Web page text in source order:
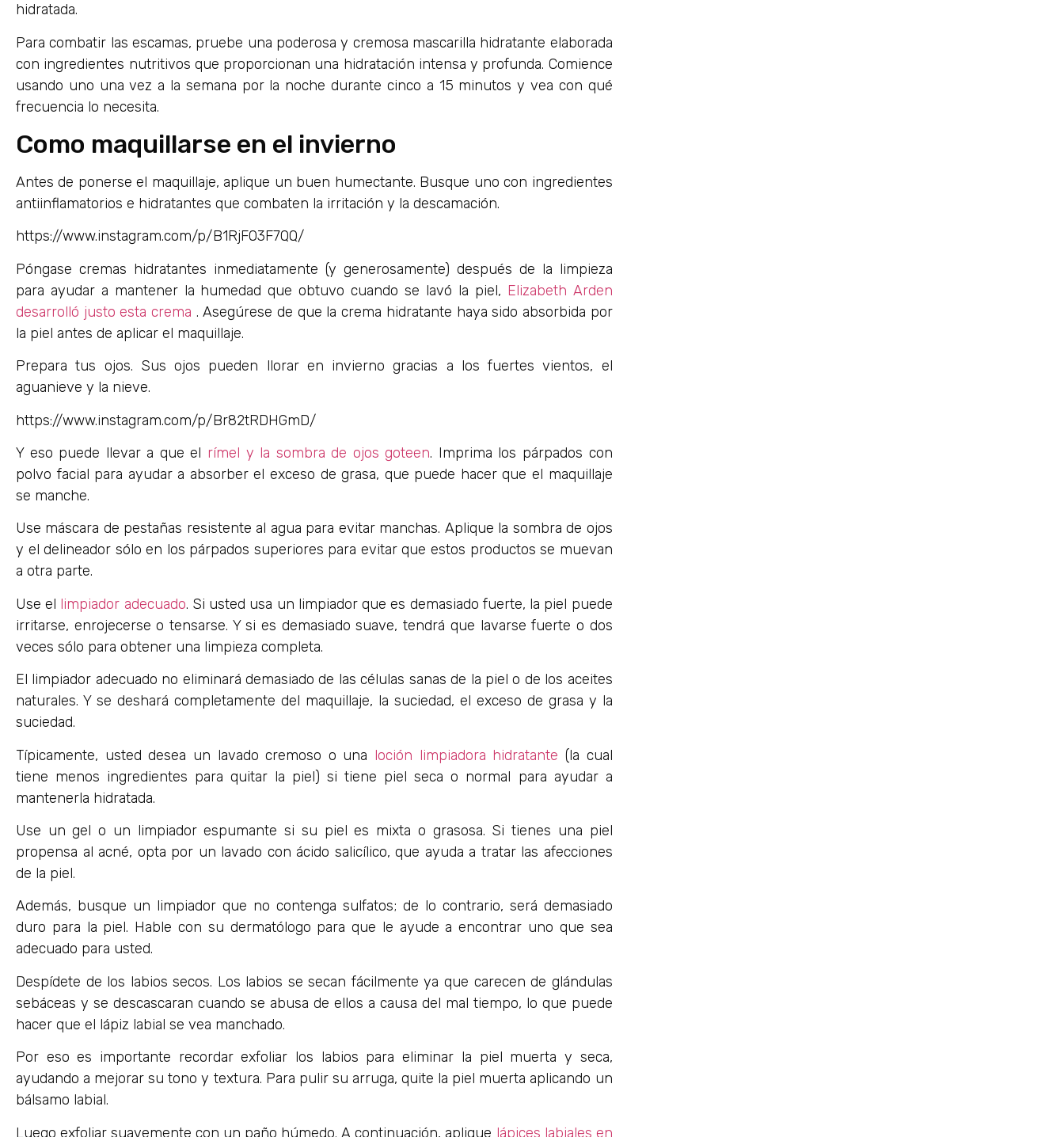
hidratada.
Para combatir las escamas, pruebe una poderosa y cremosa mascarilla hidratante elaborada
con ingredientes nutritivos que proporcionan una hidratación intensa y profunda. Comience
usando uno una vez a la semana por la noche durante cinco a 15 minutos y vea con qué
frecuencia lo necesita.
Como maquillarse en el invierno
Antes de ponerse el maquillaje, aplique un buen humectante. Busque uno con ingredientes
antiinflamatorios e hidratantes que combaten la irritación y la descamación.
https://www.instagram.com/p/B1RjFO3F7QQ/
Póngase cremas hidratantes inmediatamente (y generosamente) después de la limpieza
para ayudar a mantener la humedad que obtuvo cuando se lavó la piel, Elizabeth Arden
desarrolló justo esta crema . Asegúrese de que la crema hidratante haya sido absorbida por
la piel antes de aplicar el maquillaje.
Prepara tus ojos. Sus ojos pueden llorar en invierno gracias a los fuertes vientos, el
aguanieve y la nieve.
https://www.instagram.com/p/Br82tRDHGmD/
Y eso puede llevar a que el rímel y la sombra de ojos goteen. Imprima los párpados con
polvo facial para ayudar a absorber el exceso de grasa, que puede hacer que el maquillaje
se manche.
Use máscara de pestañas resistente al agua para evitar manchas. Aplique la sombra de ojos
y el delineador sólo en los párpados superiores para evitar que estos productos se muevan
a otra parte.
Use el limpiador adecuado. Si usted usa un limpiador que es demasiado fuerte, la piel puede
irritarse, enrojecerse o tensarse. Y si es demasiado suave, tendrá que lavarse fuerte o dos
veces sólo para obtener una limpieza completa.
El limpiador adecuado no eliminará demasiado de las células sanas de la piel o de los aceites
naturales. Y se deshará completamente del maquillaje, la suciedad, el exceso de grasa y la
suciedad.
Típicamente, usted desea un lavado cremoso o una loción limpiadora hidratante (la cual
tiene menos ingredientes para quitar la piel) si tiene piel seca o normal para ayudar a
mantenerla hidratada.
Use un gel o un limpiador espumante si su piel es mixta o grasosa. Si tienes una piel
propensa al acné, opta por un lavado con ácido salicílico, que ayuda a tratar las afecciones
de la piel.
Además, busque un limpiador que no contenga sulfatos; de lo contrario, será demasiado
duro para la piel. Hable con su dermatólogo para que le ayude a encontrar uno que sea
adecuado para usted.
Despídete de los labios secos. Los labios se secan fácilmente ya que carecen de glándulas
sebáceas y se descascaran cuando se abusa de ellos a causa del mal tiempo, lo que puede
hacer que el lápiz labial se vea manchado.
Por eso es importante recordar exfoliar los labios para eliminar la piel muerta y seca,
ayudando a mejorar su tono y textura. Para pulir su arruga, quite la piel muerta aplicando un
bálsamo labial.
Luego exfoliar suavemente con un paño húmedo. A continuación, aplique lápices labiales en